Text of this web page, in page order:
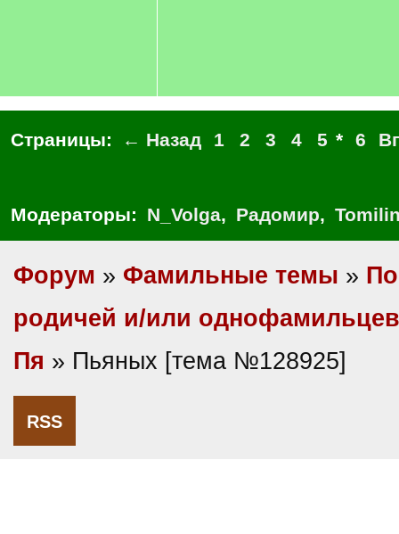
Страницы: ← Назад 1 2 3 4 5 * 6
Модераторы: N_Volga, Радомир,
Форум » Фамильные темы »
родичей и/или однофамильцев
Пя » Пьяных [тема №128925]
RSS